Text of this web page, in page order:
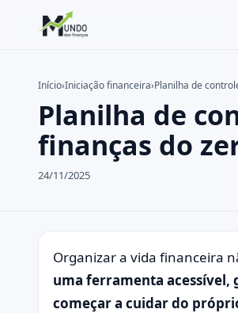
Buscar no site
Buscar por:
Pressione Enter para buscar ou ESC
Início›Iniciação financeira›Planilha de
Planilha de
finanças do
24/11/2025
Organizar a vida financeira
uma ferramenta
começar a cuidar do